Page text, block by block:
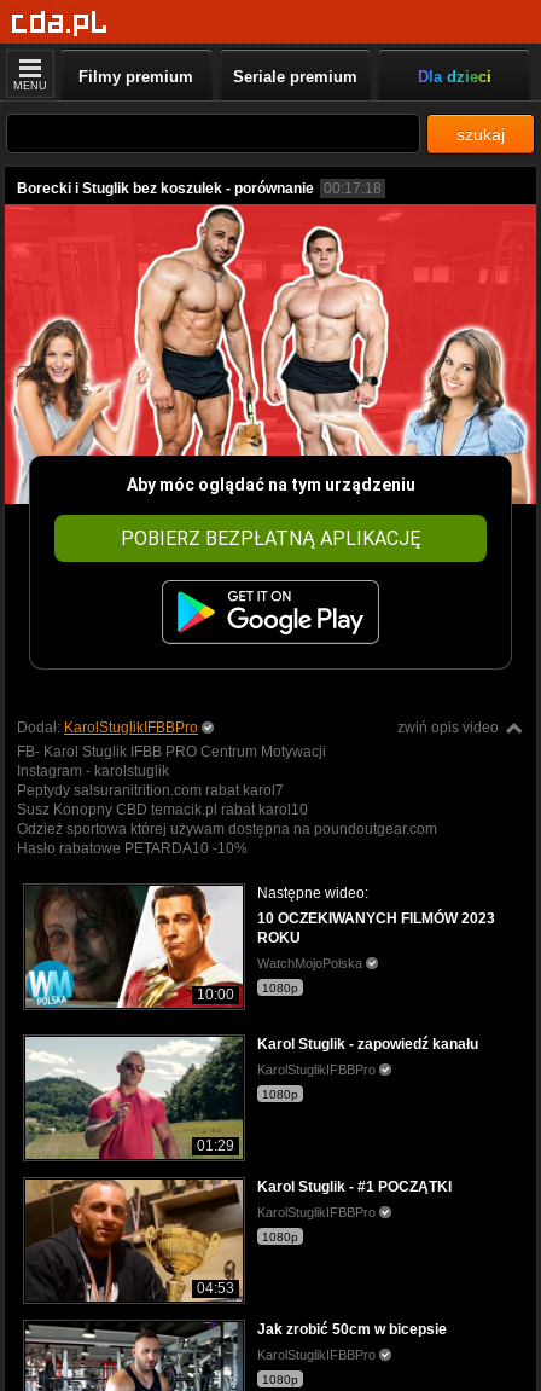
MENU Filmy premium Seriale premium Dla dzieci
szukaj
Borecki i Stuglik bez koszulek - porównanie 00:17:18
Aby móc oglądać na tym urządzeniu
POBIERZ BEZPŁATNĄ APLIKACJĘ
zwiń opis video
Dodał: KarolStuglikIFBBPro
FB- Karol Stuglik IFBB PRO Centrum Motywacji
Instagram - karolstuglik
Peptydy salsuranitrition.com rabat karol7
Susz Konopny CBD temacik.pl rabat karol10
Odzież sportowa której używam dostępna na poundoutgear.com
Hasło rabatowe PETARDA10 -10%
10:00
Następne wideo:
10 OCZEKIWANYCH FILMÓW 2023
ROKU
WatchMojoPolska
1080p
01:29
Karol Stuglik - zapowiedź kanału
KarolStuglikIFBBPro
1080p
04:53
Karol Stuglik - #1 POCZĄTKI
KarolStuglikIFBBPro
1080p
Jak zrobić 50cm w bicepsie
KarolStuglikIFBBPro
1080p